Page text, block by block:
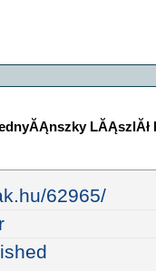
62965/